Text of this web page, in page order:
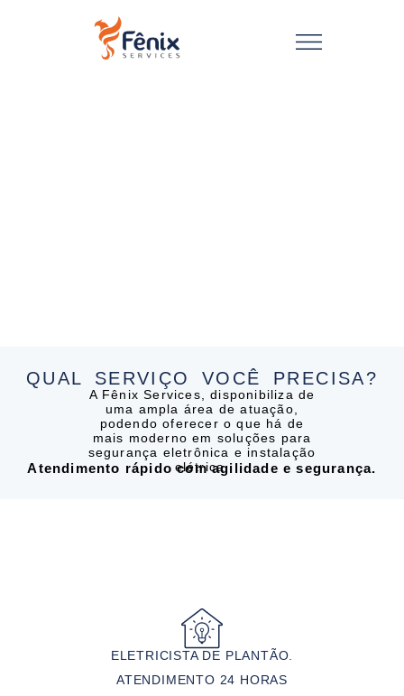
QUAL SERVIÇO VOCÊ PRECISA?
A Fênix Services, disponibiliza de
uma ampla área de atuação,
podendo oferecer o que há de
mais moderno em soluções para
segurança eletrônica e instalação
elétrica.
Atendimento rápido com agilidade e segurança.
ELETRICISTA DE PLANTÃO.
ATENDIMENTO 24 HORAS